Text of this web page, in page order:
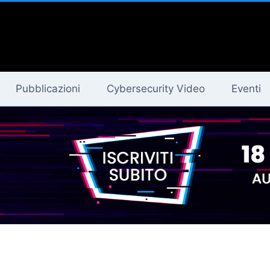
Pubblicazioni Cybersecurity Video Eventi